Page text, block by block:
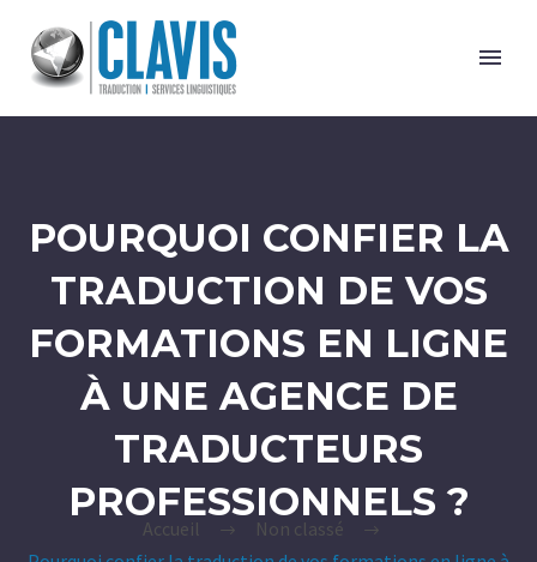
POURQUOI CONFIER LA
TRADUCTION DE VOS
FORMATIONS EN LIGNE
À UNE AGENCE DE
TRADUCTEURS
PROFESSIONNELS ?
Accueil
Non classé